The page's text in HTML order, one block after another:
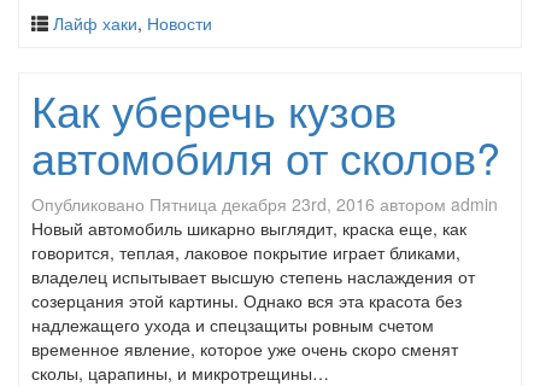
Лайф хаки, Новости
Как уберечь кузов
автомобиля от сколов?
Опубликовано Пятница декабря 23rd, 2016 автором admin
Новый автомобиль шикарно выглядит, краска еще, как
говорится, теплая, лаковое покрытие играет бликами,
владелец испытывает высшую степень наслаждения от
созерцания этой картины. Однако вся эта красота без
надлежащего ухода и спецзащиты ровным счетом
временное явление, которое уже очень скоро сменят
сколы, царапины, и микротрещины…